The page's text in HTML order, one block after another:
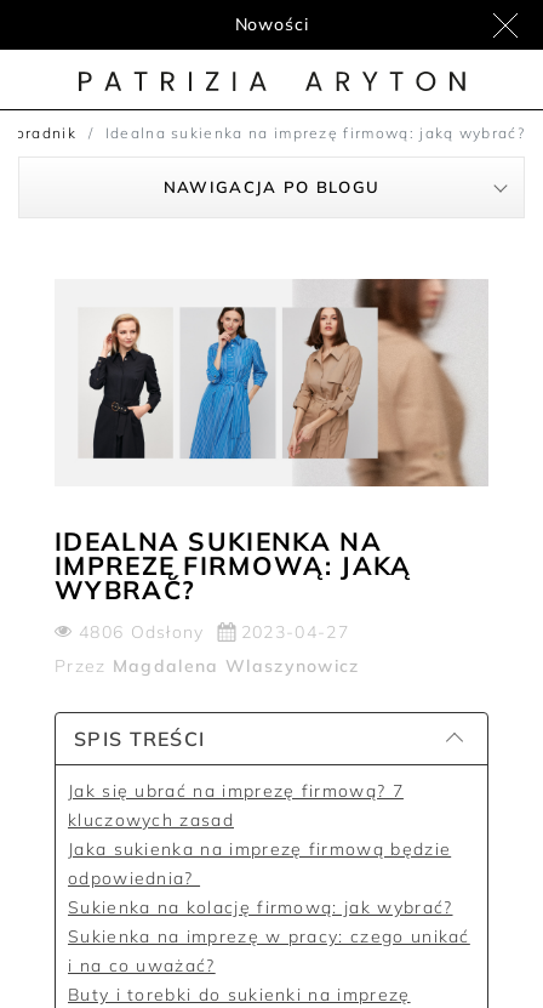
Nowości
Poradnik Idealna sukienka na imprezę firmową: jaką wybrać?
NAWIGACJA PO BLOGU
IDEALNA SUKIENKA NA
IMPREZĘ FIRMOWĄ: JAKĄ
WYBRAĆ?
4806 Odsłony
2023-04-27
Przez Magdalena Wlaszynowicz
SPIS TREŚCI
Jak się ubrać na imprezę firmową? 7
kluczowych zasad
Jaka sukienka na imprezę firmową będzie
odpowiednia?
Sukienka na kolację firmową: jak wybrać?
Sukienka na imprezę w pracy: czego unikać
i na co uważać?
Buty i torebki do sukienki na imprezę